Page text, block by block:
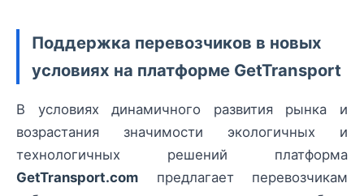
Поддержка перевозчиков в новых
условиях на платформе GetTransport
В условиях динамичного развития рынка и
возрастания значимости экологичных и
технологичных решений платформа
GetTransport.com предлагает перевозчикам